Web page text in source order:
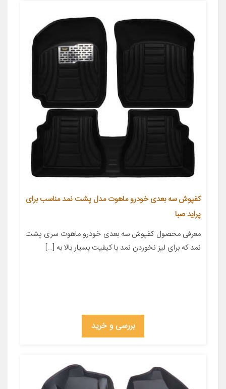
کفپوش سه بعدی خودرو ماهوت مدل پشت نمد مناسب برای
پراید صبا
معرفی محصول کفپوش سه بعدی خودرو ماهوت سری پشت
نمد که برای لیز نخوردن نمد با کیفیت بسیار بالا به […]
بررسی و خرید